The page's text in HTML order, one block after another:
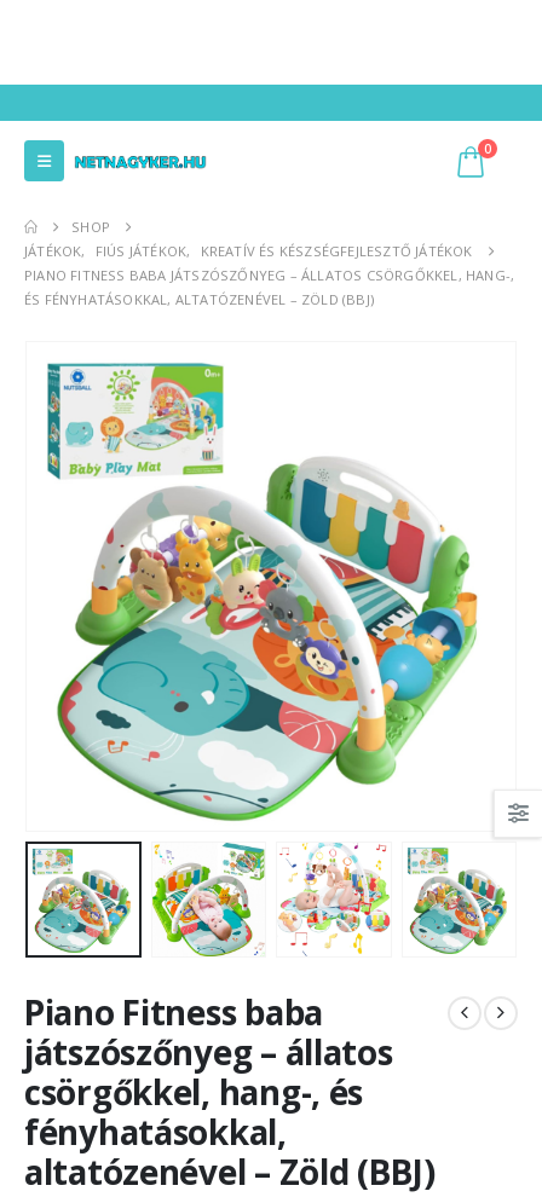
0
SHOP
JÁTÉKOK, FIÚS JÁTÉKOK,
KREATÍV ÉS KÉSZSÉGFEJLESZTŐ JÁTÉKOK
PIANO FITNESS BABA JÁTSZÓSZŐNYEG – ÁLLATOS CSÖRGŐKKEL, HANG-,
ÉS FÉNYHATÁSOKKAL, ALTATÓZENÉVEL – ZÖLD (BBJ)
Piano Fitness baba
játszószőnyeg – állatos
csörgőkkel, hang-, és
fényhatásokkal,
altatózenével – Zöld (BBJ)